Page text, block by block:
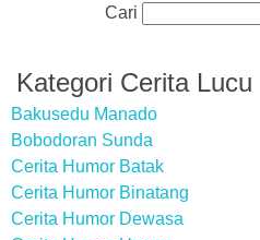
Cari
Kategori Cerita Lucu
Bakusedu Manado
Bobodoran Sunda
Cerita Humor Batak
Cerita Humor Binatang
Cerita Humor Dewasa